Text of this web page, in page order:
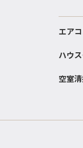
エア
ハウ
空室